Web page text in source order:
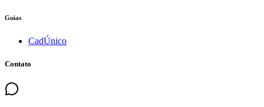
Guias
CadÚnico
Contato